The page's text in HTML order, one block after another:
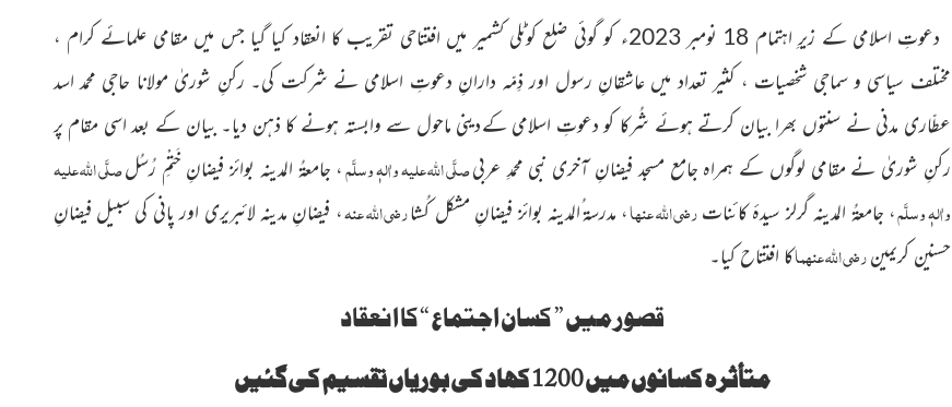
دعوتِ اسلامی کے زیرِ اہتمام 18 نومبر 2023ء کو گوئی ضلع کوٹلی
کشمیر میں افتتاحی تقریب کا انعقاد کیا گیا جس میں مقامی علمائے کرام ،
مختلف سیاسی و سماجی شخصیات ، کثیر تعداد میں عاشقانِ رسول اور ذِمّہ دارانِ دعوتِ اسلامی نے شرکت کی۔ رکنِ شوریٰ مولانا حاجی محمد اسد
عطّاری مدنی نے سنتوں بھرا بیان کرتے ہوئے شُرکا کو دعوتِ اسلامی کےدینی ماحول سے وابستہ ہونے کا ذہن دیا۔ بیان کے بعد اسی مقام پر
رکنِ شوریٰ نے مقامی لوگوں کے ہمراہ جامع مسجد فیضانِ آخری نبی محمدِ عربیصلَّی اللہ علیہ واٰلہٖ وسلَّم، جامعۃُ المدینہ بوائز فیضانِ خَتْمِ رُسُلصلَّی اللہ علیہ
واٰلہٖ وسلَّم، جامعۃُ المدینہ گرلز سیدۂکائناترضی اللہ عنہا، مدرسۃ ُالمدینہ بوائز فیضانِ مشکل کُشارضی اللہ عنہ، فیضانِ مدینہ لائبریری اور پانی کی سبیل فیضانِ
حسنین کریمینرضی اللہ عنہماکا افتتاح کیا۔
قصور میں ” کسان اجتماع “ کا انعقاد
متأثرہ کسانوں میں 1200 کھاد کی بوریاں تقسیم کی گئیں